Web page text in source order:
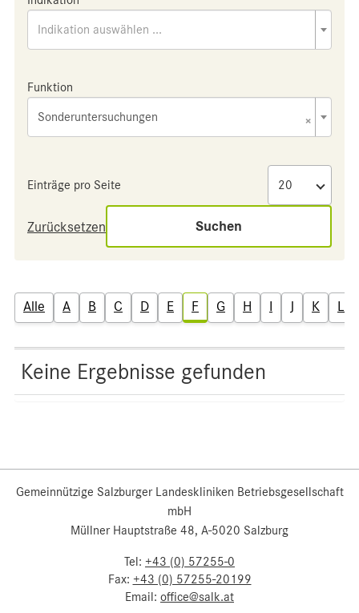
Indikation auswählen ...
Funktion
×
Sonderuntersuchungen
Einträge pro Seite
Zurücksetzen Suchen
Alle A B C D E F G H I J K L
Keine Ergebnisse gefunden
Gemeinnützige Salzburger Landeskliniken Betriebsgesellschaft
mbH
Müllner Hauptstraße 48, A-5020 Salzburg
Tel: +43 (0) 57255-0
Fax: +43 (0) 57255-20199
Email: office@salk.at